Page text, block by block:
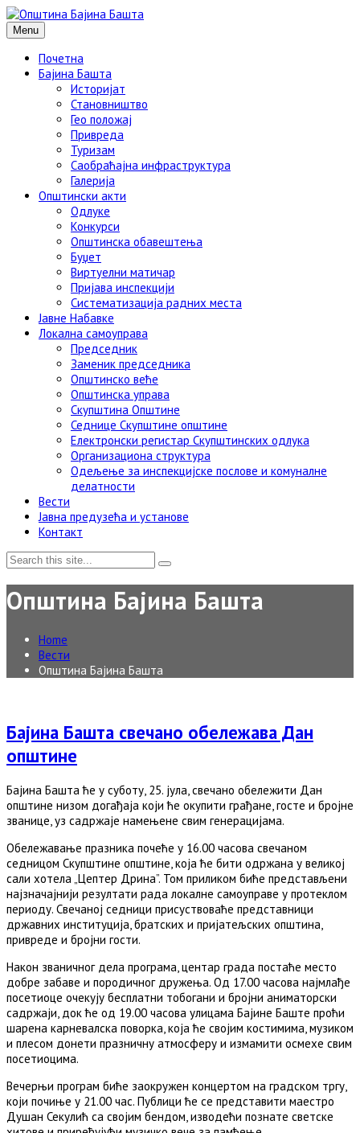
Menu
Почетна
Бајина Башта
Историјат
Становништво
Гео положај
Привреда
Туризам
Саобраћајна инфраструктура
Галерија
Општински акти
Одлуке
Конкурси
Општинска обавештења
Буџет
Виртуелни матичар
Пријава инспекцији
Систематизација радних места
Јавне Набавке
Локална самоуправа
Председник
Заменик председника
Општинско веће
Општинска управа
Скупштина Општине
Седнице Скупштине општине
Електронски регистар Скупштинских одлука
Организациона структура
Одељење за инспекцијске послове и комуналне
делатности
Вести
Јавна предузећа и установе
Контакт
Општина Бајина Башта
Home
Вести
Општина Бајина Башта
Бајина Башта свечано обележава Дан
општине
Бајина Башта ће у суботу, 25. јула, свечано обележити Дан
општине низом догађаја који ће окупити грађане, госте и бројне
званице, уз садржаје намењене свим генерацијама.
Обележавање празника почеће у 16.00 часова свечаном
седницом Скупштине општине, која ће бити одржана у великој
сали хотела „Цептер Дрина”. Том приликом биће представљени
најзначајнији резултати рада локалне самоуправе у протеклом
периоду. Свечаној седници присуствоваће представници
државних институција, братских и пријатељских општина,
привреде и бројни гости.
Након званичног дела програма, центар града постаће место
добре забаве и породичног дружења. Од 17.00 часова најмлађе
посетиоце очекују бесплатни тобогани и бројни аниматорски
садржаји, док ће од 19.00 часова улицама Бајине Баште проћи
шарена карневалска поворка, која ће својим костимима, музиком
и плесом донети празничну атмосферу и измамити осмехе свим
посетиоцима.
Вечерњи програм биће заокружен концертом на градском тргу,
који почиње у 21.00 час. Публици ће се представити маестро
Душан Секулић са својим бендом, изводећи познате светске